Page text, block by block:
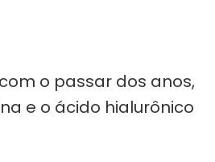
o passar dos anos,
e o ácido hialurônico